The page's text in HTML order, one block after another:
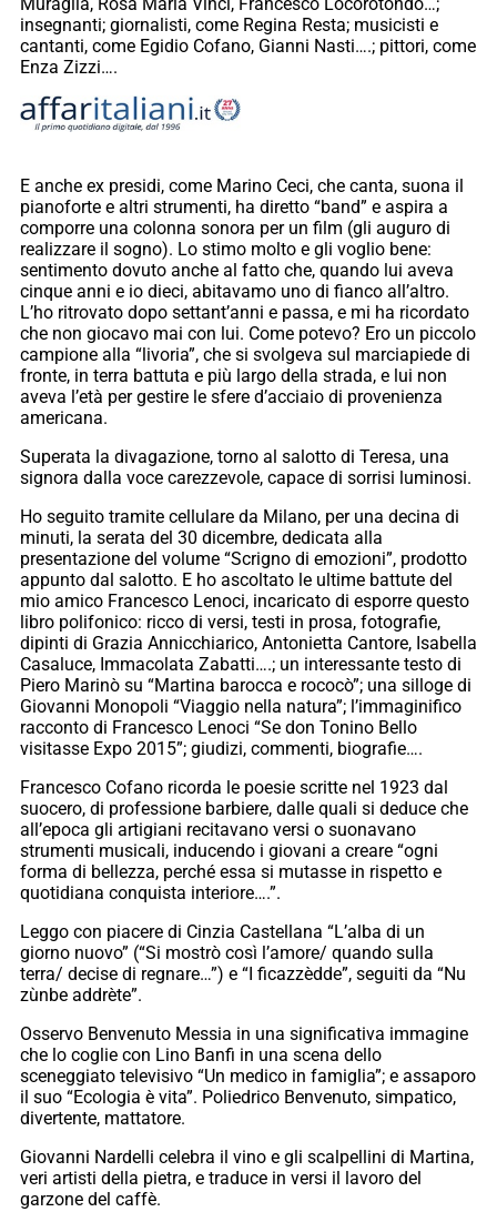
insegnanti; giornalisti, come Regina Resta; musicisti e
cantanti, come Egidio Cofano, Gianni Nasti….; pittori, come
Enza Zizzi….
E anche ex presidi, come Marino Ceci, che canta, suona il
pianoforte e altri strumenti, ha diretto “band” e aspira a
comporre una colonna sonora per un film (gli auguro di
realizzare il sogno). Lo stimo molto e gli voglio bene:
sentimento dovuto anche al fatto che, quando lui aveva
cinque anni e io dieci, abitavamo uno di fianco all’altro.
L’ho ritrovato dopo settant’anni e passa, e mi ha ricordato
che non giocavo mai con lui. Come potevo? Ero un piccolo
campione alla “livoria”, che si svolgeva sul marciapiede di
fronte, in terra battuta e più largo della strada, e lui non
aveva l’età per gestire le sfere d’acciaio di provenienza
americana.
Superata la divagazione, torno al salotto di Teresa, una
signora dalla voce carezzevole, capace di sorrisi luminosi.
Ho seguito tramite cellulare da Milano, per una decina di
minuti, la serata del 30 dicembre, dedicata alla
presentazione del volume “Scrigno di emozioni”, prodotto
appunto dal salotto. E ho ascoltato le ultime battute del
mio amico Francesco Lenoci, incaricato di esporre questo
libro polifonico: ricco di versi, testi in prosa, fotografie,
dipinti di Grazia Annicchiarico, Antonietta Cantore, Isabella
Casaluce, Immacolata Zabatti….; un interessante testo di
Piero Marinò su “Martina barocca e rococò”; una silloge di
Giovanni Monopoli “Viaggio nella natura”; l’immaginifico
racconto di Francesco Lenoci “Se don Tonino Bello
visitasse Expo 2015”; giudizi, commenti, biografie….
Francesco Cofano ricorda le poesie scritte nel 1923 dal
suocero, di professione barbiere, dalle quali si deduce che
all’epoca gli artigiani recitavano versi o suonavano
strumenti musicali, inducendo i giovani a creare “ogni
forma di bellezza, perché essa si mutasse in rispetto e
quotidiana conquista interiore….”.
Leggo con piacere di Cinzia Castellana “L’alba di un
giorno nuovo” (“Si mostrò così l’amore/ quando sulla
terra/ decise di regnare…”) e “I ficazzèdde”, seguiti da “Nu
zùnbe addrète”.
Osservo Benvenuto Messia in una significativa immagine
che lo coglie con Lino Banfi in una scena dello
sceneggiato televisivo “Un medico in famiglia”; e assaporo
il suo “Ecologia è vita”. Poliedrico Benvenuto, simpatico,
divertente, mattatore.
Giovanni Nardelli celebra il vino e gli scalpellini di Martina,
veri artisti della pietra, e traduce in versi il lavoro del
garzone del caffè.